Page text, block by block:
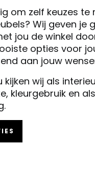
om zelf keuzes
Wij geven je
jou de winkel
opties voor
aan jouw
kijken wij als
kleurgebruik en